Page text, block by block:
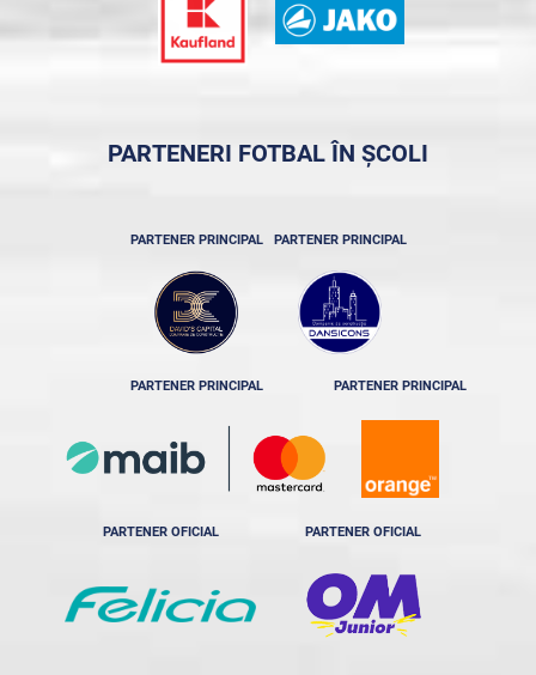
PARTENERI FOTBAL ÎN ȘCOLI
PARTENER PRINCIPAL PARTENER PRINCIPAL
PARTENER PRINCIPAL PARTENER PRINCIPAL
PARTENER OFICIAL PARTENER OFICIAL